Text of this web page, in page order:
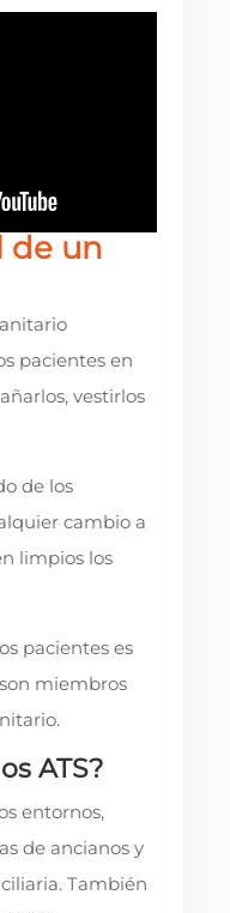
de un
pacientes en
vestirlos
de los
cambio a
limpios los
pacientes es
miembros
ATS?
entornos,
de ancianos y
También